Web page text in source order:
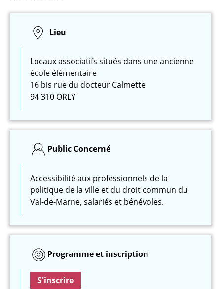
Lieu
Locaux associatifs situés dans une ancienne
école élémentaire
16 bis rue du docteur Calmette
94 310 ORLY
Public Concerné
Accessibilité aux professionnels de la
politique de la ville et du droit commun du
Val-de-Marne, salariés et bénévoles.
Programme et inscription
S'inscrire